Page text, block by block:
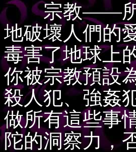
宗教——所有
地破壞人們的
毒害了地球上
你被宗教預設
殺人犯、強姦
做所有這些事
陀的洞察力，